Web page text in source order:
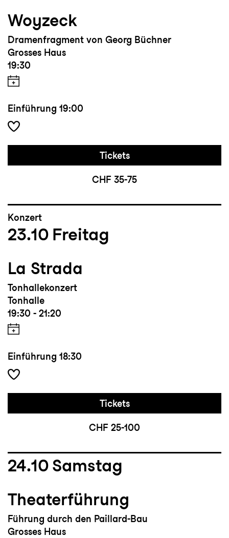
Woyzeck
Dramenfragment von Georg Büchner
Grosses Haus
19:30
Einführung 19:00
Tickets
CHF 35-75
Konzert
23.10 Freitag
La Strada
Tonhallekonzert
Tonhalle
19:30 - 21:20
Einführung 18:30
Tickets
CHF 25-100
24.10 Samstag
Theaterführung
Führung durch den Paillard-Bau
Grosses Haus